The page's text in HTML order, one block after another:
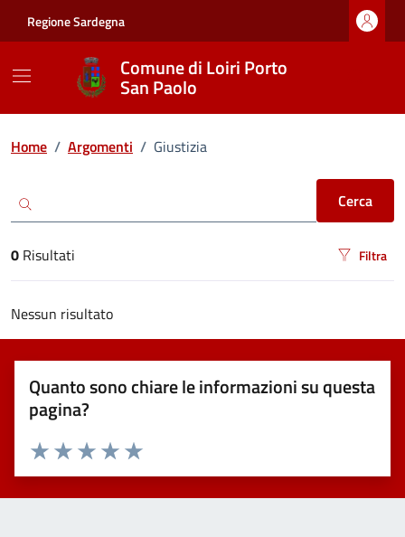
Regione Sardegna
Comune di Loiri Porto
San Paolo
Ricerca
Home / Argomenti / Giustizia
Cerca
risultati di ricerca
0 Risultati Filtra
Nessun risultato
Quanto sono chiare le informazioni su questa
pagina?
Valuta 5 stelle su 5
Valuta 4 stelle su 5
Valuta 3 stelle su 5
Valuta 2 stelle su 5
Valuta 1 stelle su 5